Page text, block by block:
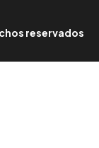
reservados